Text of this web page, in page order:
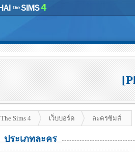
The Sims 4 เว็บบอร์ด ละครซิมส์
ประเภทละคร